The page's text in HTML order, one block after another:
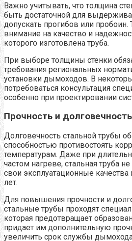
Важно учитывать, что толщина
быть достаточной для
допускать прогибов или пробоин.
внимание на качество и
которого изготовлена труба.
При выборе толщины стенки
требования региональных
установки дымоходов. В
потребоваться консультация
особенно при проектировании
Прочность и
Долговечность стальной трубы
способностью противостоять
температурам. Даже при
частом нагреве, стальная труба
свои эксплуатационные
лет.
Для повышения прочности и
стальные трубы проходят
которая предотвращает
придает им дополнительную
увеличить срок службы